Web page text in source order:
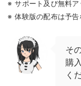
サポート及び無料ア
体験版の配布は予告
そ
購
く